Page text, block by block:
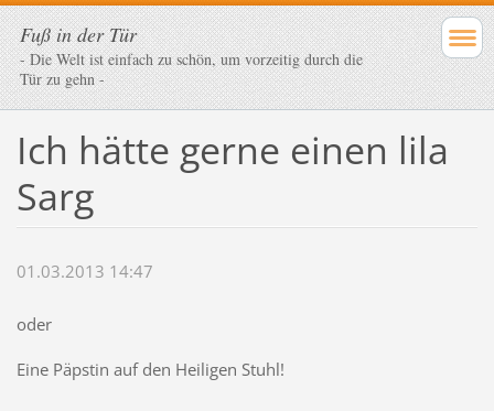
Fuß in der Tür
- Die Welt ist einfach zu schön, um vorzeitig durch die
Tür zu gehn -
Ich hätte gerne einen lila
Sarg
01.03.2013 14:47
oder
Eine Päpstin auf den Heiligen Stuhl!